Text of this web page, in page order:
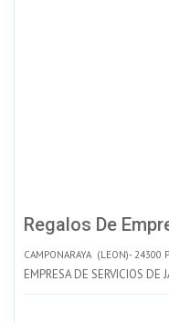
Regalos De
CAMPONARAYA (LEON)- 24300
EMPRESA DE SERVICIOS DE